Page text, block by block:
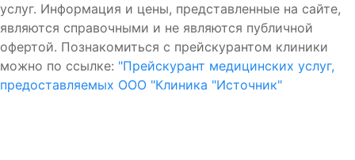
услуг. Информация и цены, представленные на сайте,
являются справочными и не являются публичной
офертой. Познакомиться с прейскурантом клиники
можно по ссылке: "Прейскурант медицинских услуг,
предоставляемых ООО "Клиника "Источник"